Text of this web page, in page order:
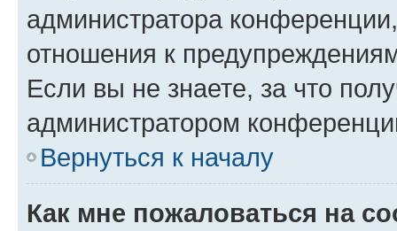
администратора
отношения к
Если вы не знаете, за что
администратором
Вернуться к началу
Как мне пожаловаться на